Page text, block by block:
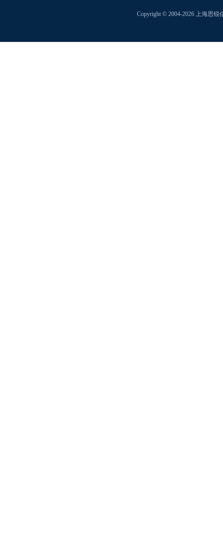
Copyright © 2004-2026 上海思